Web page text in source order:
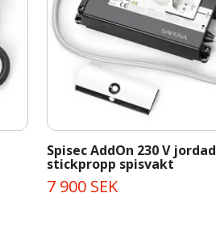
Spisec AddOn 230 V jordad
stickpropp spisvakt
7 900 SEK